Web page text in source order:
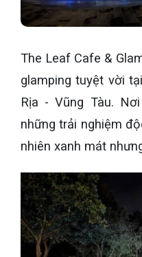
The Leaf Cafe &
glamping tuyệt vời
Rịa - Vũng Tàu.
những trải nghiệm
nhiên xanh mát